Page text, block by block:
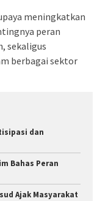
meningkatkan
peran
sekaligus
berbagai sektor
dan
Bahas Peran
Ajak Masyarakat